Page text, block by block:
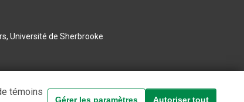
Université de Sherbrooke
témoins
Gérer les paramètres Autoriser tout